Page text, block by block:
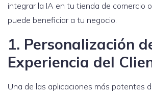
integrar la IA en tu tienda de comercio
puede beneficiar a tu negocio.
1. Personalización
Experiencia del
Una de las aplicaciones más potentes